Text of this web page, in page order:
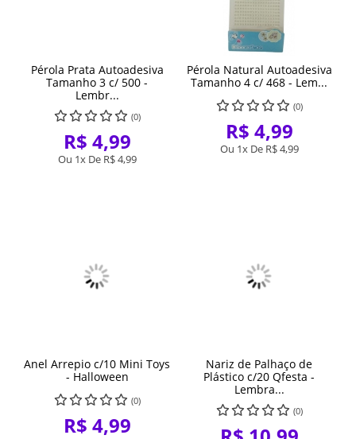
Pérola Prata Autoadesiva
Tamanho 3 c/ 500 -
Lembr...
(0)
R$ 4,99
Ou 1x De R$ 4,99
Pérola Natural Autoadesiva
Tamanho 4 c/ 468 - Lem...
(0)
R$ 4,99
Ou 1x De R$ 4,99
Anel Arrepio c/10 Mini Toys
- Halloween
(0)
R$ 4,99
Nariz de Palhaço de
Plástico c/20 Qfesta -
Lembra...
(0)